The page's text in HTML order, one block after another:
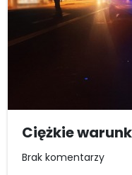
Ciężkie
Brak komentarzy